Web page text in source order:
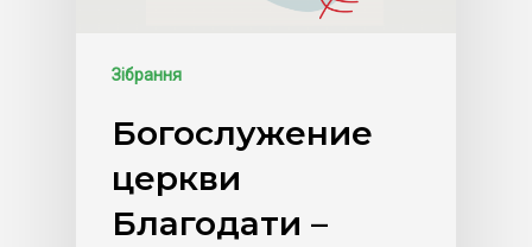
Зібрання
Богослужение
церкви
Благодати –